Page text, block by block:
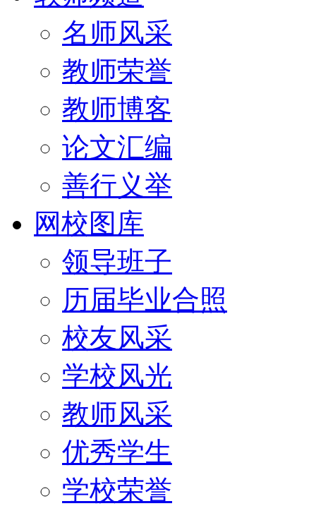
名师风采
教师荣誉
教师博客
论文汇编
善行义举
网校图库
领导班子
历届毕业合照
校友风采
学校风光
教师风采
优秀学生
学校荣誉